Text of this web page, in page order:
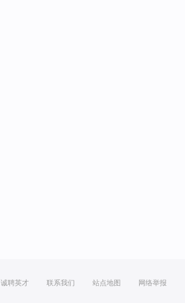
诚聘英才 联系我们 站点地图 网络举报